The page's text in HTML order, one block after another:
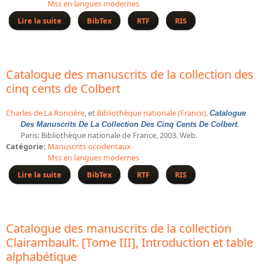
Organigrammes de la bibliothèque
Répertoire des catalogues d'expositions
Répertoire des catalogues
Répertoire des manuscrits du XXe siècle
Publications
Guides des sources publiés
Ouvrages et documents sur la BnF numérisés dans Gallica
Directeurs de la Bibliothèque nationale du XIVe siècle à nos jours
Listes et biographies des directeurs de départements
Implantations de la Bibliothèque nationale de France
Mss en langues modernes
Lire la suite
de Catalogue des manuscrits de la collection des
Cinq-Cents de Colbert
BibTex RTF RIS
Catalogue des manuscrits de la collection des
cinq cents de Colbert
Charles de La Roncière, et Bibliothèque nationale (France). Catalogue
Des Manuscrits De La Collection Des Cinq Cents De Colbert.
Paris: Bibliothèque nationale de France, 2003. Web.
Catégorie: Manuscrits occidentaux
Mss en langues modernes
Lire la suite
de Catalogue des manuscrits de la collection des cinq
BibTex RTF RIS
Catalogue des manuscrits de la collection
Clairambault. [Tome III], Introduction et table
alphabétique